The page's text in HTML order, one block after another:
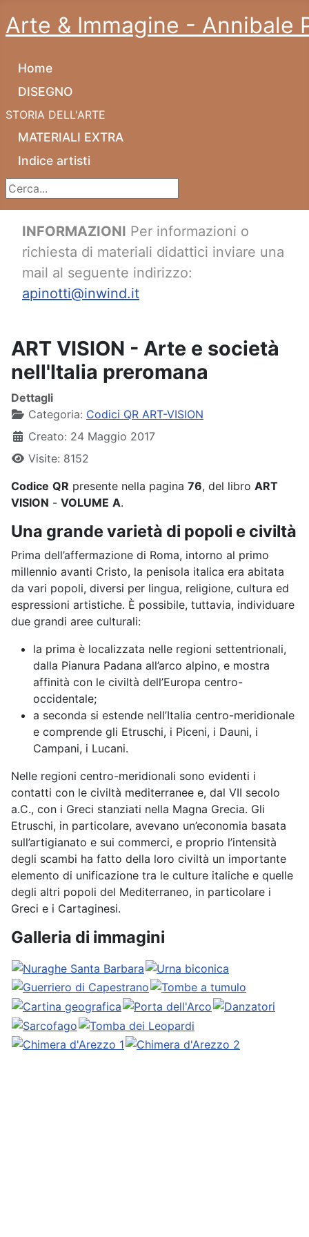
Arte & Immagine - Annibale
Home
DISEGNO
STORIA DELL'ARTE
MATERIALI EXTRA
Indice artisti
Cerca...
INFORMAZIONI Per informazioni o
richiesta di materiali didattici inviare una
mail al seguente indirizzo:
apinotti@inwind.it
ART VISION - Arte e società
nell'Italia preromana
Dettagli
Categoria: Codici QR ART-VISION
Creato: 24 Maggio 2017
Visite: 8152
Codice QR presente nella pagina 76, del libro ART
VISION - VOLUME A.
Una grande varietà di popoli e civiltà
Prima dell’affermazione di Roma, intorno al primo
millennio avanti Cristo, la penisola italica era abitata
da vari popoli, diversi per lingua, religione, cultura ed
espressioni artistiche. È possibile, tuttavia, individuare
due grandi aree culturali:
la prima è localizzata nelle regioni settentrionali,
dalla Pianura Padana all’arco alpino, e mostra
affinità con le civiltà dell’Europa centro-
occidentale;
a seconda si estende nell’Italia centro-meridionale
e comprende gli Etruschi, i Piceni, i Dauni, i
Campani, i Lucani.
Nelle regioni centro-meridionali sono evidenti i
contatti con le civiltà mediterranee e, dal VII secolo
a.C., con i Greci stanziati nella Magna Grecia. Gli
Etruschi, in particolare, avevano un’economia basata
sull’artigianato e sui commerci, e proprio l’intensità
degli scambi ha fatto della loro civiltà un importante
elemento di unificazione tra le culture italiche e quelle
degli altri popoli del Mediterraneo, in particolare i
Greci e i Cartaginesi.
Galleria di immagini